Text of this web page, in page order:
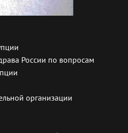
России по вопросам
организации